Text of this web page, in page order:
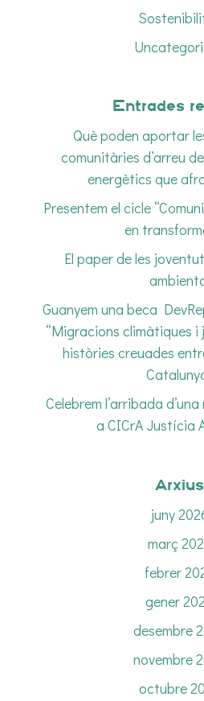
Entrades
Què poden aportar
comunitàries d’arreu
energètics que
Presentem el cicle
en
El paper de les
Guanyem una beca
“Migracions climàtiques
històries creuades
Celebrem l’arribada
a CICrA Justícia
Arxius
juny
març
febrer
gener
desembre
novembre
octubre